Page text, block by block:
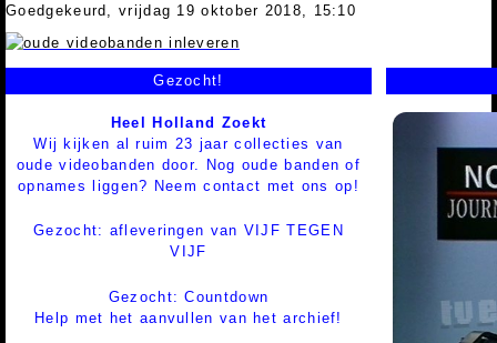
Goedgekeurd, vrijdag 19 oktober 2018, 15:10
Gezocht!
Heel Holland Zoekt
Wij kijken al ruim 23 jaar collecties van
oude videobanden door. Nog oude banden of
opnames liggen? Neem contact met ons op!
Gezocht: afleveringen van VIJF TEGEN
VIJF
Gezocht: Countdown
Help met het aanvullen van het archief!